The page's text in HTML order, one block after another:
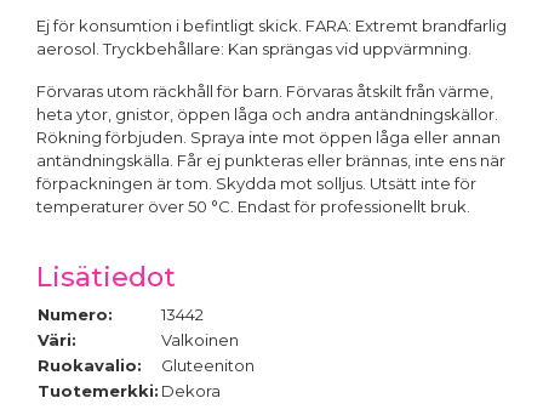
Ej för konsumtion i befintligt skick. FARA: Extremt brandfarlig
aerosol. Tryckbehållare: Kan sprängas vid uppvärmning.
Förvaras utom räckhåll för barn. Förvaras åtskilt från värme,
heta ytor, gnistor, öppen låga och andra antändningskällor.
Rökning förbjuden. Spraya inte mot öppen låga eller annan
antändningskälla. Får ej punkteras eller brännas, inte ens när
förpackningen är tom. Skydda mot solljus. Utsätt inte för
temperaturer över 50 °C. Endast för professionellt bruk.
Lisätiedot
Numero:
13442
Väri:
Valkoinen
Ruokavalio:
Gluteeniton
Tuotemerkki: Dekora